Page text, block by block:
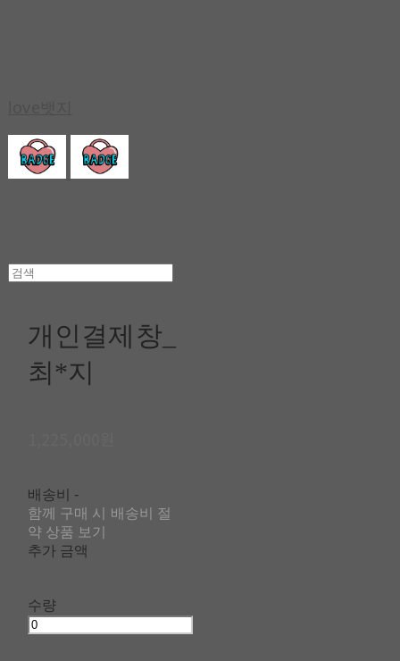
개인결제창_
최*지
배송비 -
함께 구매 시 배송비 절
약 상품 보기
추가 금액
수량